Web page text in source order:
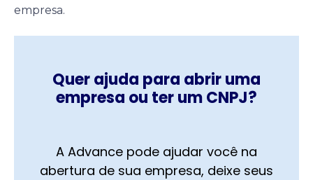
empresa.
Quer ajuda para abrir uma
empresa ou ter um CNPJ?
A Advance pode ajudar você na
abertura de sua empresa, deixe seus